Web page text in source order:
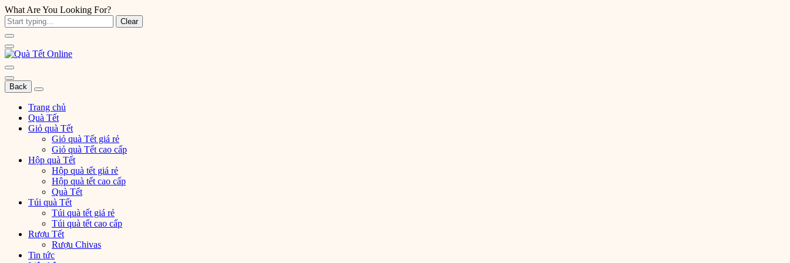
What Are You Looking For?
Clear
Back
Trang chủ
Quà Tết
Giỏ quà Tết
Giỏ quà Tết giá rẻ
Giỏ quà Tết cao cấp
Hộp quà Tết
Hộp quà tết giá rẻ
Hộp quà tết cao cấp
Quà Tết
Túi quà Tết
Túi quà tết giá rẻ
Túi quà tết cao cấp
Rượu Tết
Rượu Chivas
Tin tức